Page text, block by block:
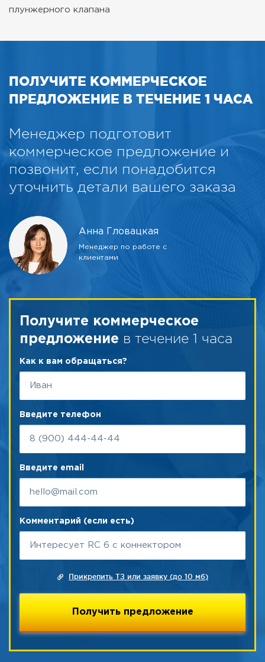
плунжерного клапана
ПОЛУЧИТЕ КОММЕРЧЕСКОЕ
ПРЕДЛОЖЕНИЕ В ТЕЧЕНИЕ 1 ЧАСА
Менеджер подготовит
коммерческое предложение и
позвонит, если понадобится
уточнить детали вашего заказа
Анна Гловацкая
Менеджер по работе с
клиентами
Получите коммерческое
предложение в течение 1 часа
Как к вам обращаться?
Введите телефон
Введите email
Комментарий (если есть)
Прикрепить ТЗ или заявку (до 10 мб)